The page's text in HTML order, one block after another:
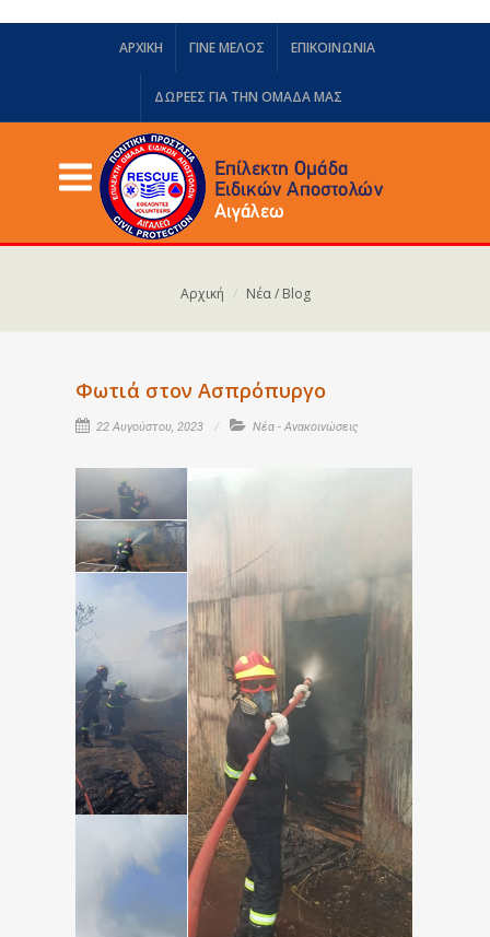
ΑΡΧΙΚΗ ΓΙΝΕ ΜΕΛΟΣ ΕΠΙΚΟΙΝΩΝΙΑ
ΔΩΡΕΈΣ ΓΙΑ ΤΗΝ ΟΜΆΔΑ ΜΑΣ
Αρχική Νέα / Blog
Φωτιά στον Ασπρόπυργο
22 Αυγούστου, 2023 Νέα - Ανακοινώσεις